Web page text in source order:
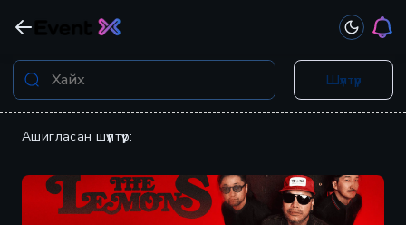
Шүүлтүүр
Ашигласан шүүлтүүр: